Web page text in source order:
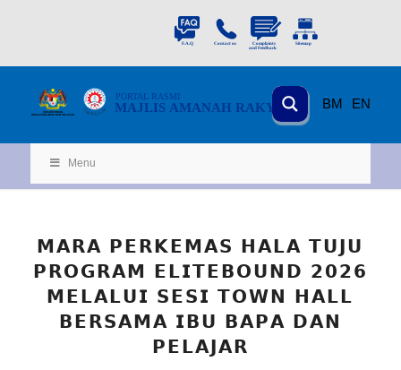
BM EN
MAJLIS AMANAH RAKYAT
PORTAL RASMI
KEMENTERIAN
KEMAJUAN DESA DAN WILA YAH
Menu
𝗠𝗔𝗥𝗔 𝗣𝗘𝗥𝗞𝗘𝗠𝗔𝗦 𝗛𝗔𝗟𝗔 𝗧𝗨𝗝𝗨
𝗣𝗥𝗢𝗚𝗥𝗔𝗠 𝗘𝗟𝗜𝗧𝗘𝗕𝗢𝗨𝗡𝗗 𝟮𝟬𝟮𝟲
𝗠𝗘𝗟𝗔𝗟𝗨𝗜 𝗦𝗘𝗦𝗜 𝗧𝗢𝗪𝗡 𝗛𝗔𝗟𝗟
𝗕𝗘𝗥𝗦𝗔𝗠𝗔 𝗜𝗕𝗨 𝗕𝗔𝗣𝗔 𝗗𝗔𝗡
𝗣𝗘𝗟𝗔𝗝𝗔𝗥